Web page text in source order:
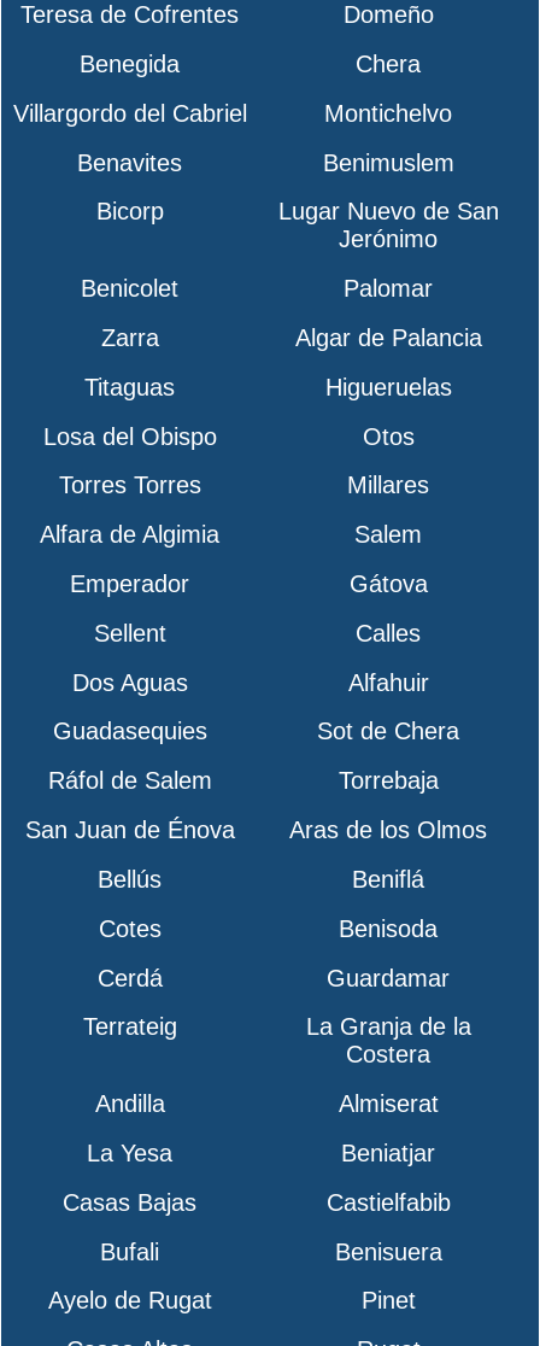
Teresa de Cofrentes
Domeño
Benegida
Chera
Villargordo del Cabriel
Montichelvo
Benavites
Benimuslem
Bicorp
Lugar Nuevo de San
Jerónimo
Benicolet
Palomar
Zarra
Algar de Palancia
Titaguas
Higueruelas
Losa del Obispo
Otos
Torres Torres
Millares
Alfara de Algimia
Salem
Emperador
Gátova
Sellent
Calles
Dos Aguas
Alfahuir
Guadasequies
Sot de Chera
Ráfol de Salem
Torrebaja
San Juan de Énova
Aras de los Olmos
Bellús
Beniflá
Cotes
Benisoda
Cerdá
Guardamar
Terrateig
La Granja de la
Costera
Andilla
Almiserat
La Yesa
Beniatjar
Casas Bajas
Castielfabib
Bufali
Benisuera
Ayelo de Rugat
Pinet